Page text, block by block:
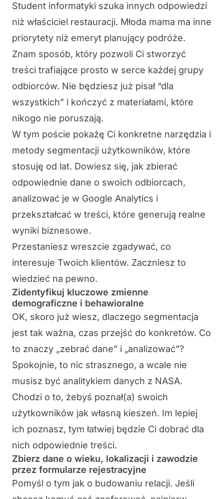
Student informatyki szuka innych odpowiedzi
niż właściciel restauracji. Młoda mama ma inne
priorytety niż emeryt planujący podróże.
Znam sposób, który pozwoli Ci stworzyć
treści trafiające prosto w serce każdej grupy
odbiorców. Nie będziesz już pisał “dla
wszystkich” i kończyć z materiałami, które
nikogo nie poruszają.
W tym poście pokażę Ci konkretne narzędzia i
metody segmentacji użytkowników, które
stosuję od lat. Dowiesz się, jak zbierać
odpowiednie dane o swoich odbiorcach,
analizować je w Google Analytics i
przekształcać w treści, które generują realne
wyniki biznesowe.
Przestaniesz wreszcie zgadywać, co
interesuje Twoich klientów. Zaczniesz to
wiedzieć na pewno.
Zidentyfikuj kluczowe zmienne
demograficzne i behawioralne
OK, skoro już wiesz, dlaczego segmentacja
jest tak ważna, czas przejść do konkretów. Co
to znaczy „zebrać dane” i „analizować”?
Spokojnie, to nic strasznego, a wcale nie
musisz być analitykiem danych z NASA.
Chodzi o to, żebyś poznał(a) swoich
użytkowników jak własną kieszeń. Im lepiej
ich poznasz, tym łatwiej będzie Ci dobrać dla
nich odpowiednie treści.
Zbierz dane o wieku, lokalizacji i zawodzie
przez formularze rejestracyjne
Pomyśl o tym jak o budowaniu relacji. Jeśli